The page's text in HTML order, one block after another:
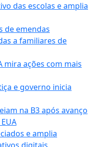
das escolas e amplia
de emendas
a familiares de
mira ações com mais
e governo inicia
na B3 após avanço
e amplia